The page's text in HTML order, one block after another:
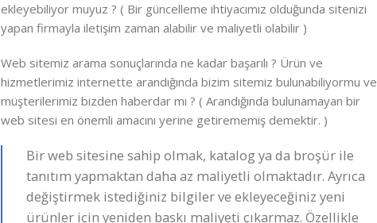
ekleyebiliyor muyuz ? ( Bir güncelleme ihtiyacımız olduğunda sitenizi
yapan firmayla iletişim zaman alabilir ve maliyetli olabilir )
Web sitemiz arama sonuçlarında ne kadar başarılı ? Ürün ve
hizmetlerimiz internette arandığında bizim sitemiz bulunabiliyormu ve
müşterilerimiz bizden haberdar mı ? ( Arandığında bulunamayan bir
web sitesi en önemli amacını yerine getirememiş demektir. )
Bir web sitesine sahip olmak, katalog ya da broşür ile
tanıtım yapmaktan daha az maliyetli olmaktadır. Ayrıca
değiştirmek istediğiniz bilgiler ve ekleyeceğiniz yeni
ürünler için yeniden baskı maliyeti çıkarmaz. Özellikle